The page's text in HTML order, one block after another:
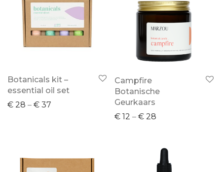
Botanicals kit –
essential oil set
€ 28 – € 37
Campfire
Botanische
Geurkaars
€ 12 – € 28